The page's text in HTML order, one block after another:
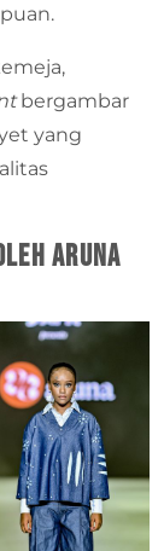
bergambar
yang
Aruna